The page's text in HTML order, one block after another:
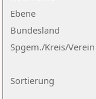
Ebene
Sortierung
Bundesland
Spgem./Kreis/Verein